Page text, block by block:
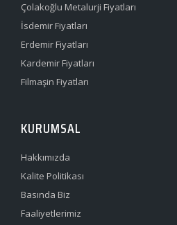
Çolakoğlu Metalurji Fiyatları
İsdemir Fiyatları
Erdemir Fiyatları
Kardemir Fiyatları
Filmaşin Fiyatları
KURUMSAL
Hakkımızda
Kalite Politikası
Basında Biz
Faaliyetlerimiz